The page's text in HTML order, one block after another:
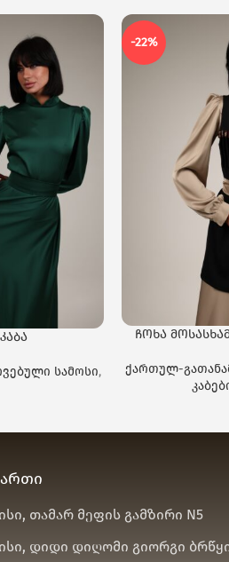
სამოსი,
-22%
ჩოხა
ქართულ-
თამარ მეფის გამზირი N5
დიდი დიღომი გიორგი